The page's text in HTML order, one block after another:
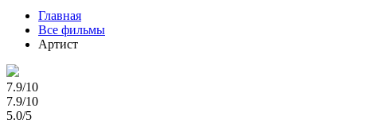
Главная
Все фильмы
Артист
7.9/10
7.9/10
5.0/5